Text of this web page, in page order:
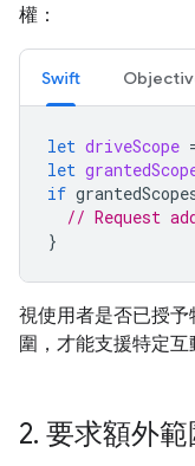
權：
Swift
let driveScope
let
if
// Request
}
視使用者是否已授
圍，才能支援特定互
2. 要求額外範